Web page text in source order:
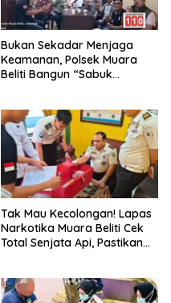
Bukan Sekadar Menjaga
Keamanan, Polsek Muara
Beliti Bangun “Sabuk
Tak Mau Kecolongan! Lapas
Narkotika Muara Beliti Cek
Total Senjata Api, Pastikan